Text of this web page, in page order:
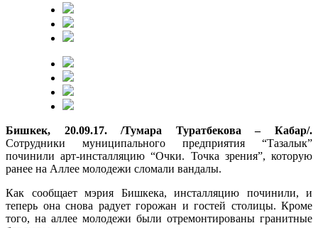
Бишкек, 20.09.17. /Тумара Туратбекова – Кабар/.
Сотрудники муниципального предприятия “Тазалык”
починили арт-инсталляцию “Очки. Точка зрения”, которую
ранее на Аллее молодежи сломали вандалы.
Как сообщает мэрия Бишкека, инсталляцию починили, и
теперь она снова радует горожан и гостей столицы. Кроме
того, на аллее молодежи были отремонтированы гранитные